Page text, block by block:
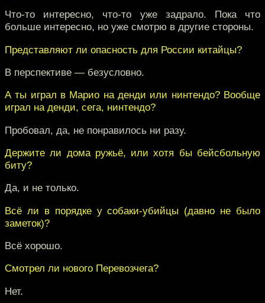
Что-то интересно, что-то уже задрало. Пока что
больше интересно, но уже смотрю в другие стороны.
Представляют ли опасность для России китайцы?
В перспективе — безусловно.
А ты играл в Марио на денди или нинтендо? Вообще
играл на денди, сега, нинтендо?
Пробовал, да, не понравилось ни разу.
Держите ли дома ружьё, или хотя бы бейсбольную
биту?
Да, и не только.
Всё ли в порядке у собаки-убийцы (давно не было
заметок)?
Всё хорошо.
Смотрел ли нового Перевозчега?
Нет.